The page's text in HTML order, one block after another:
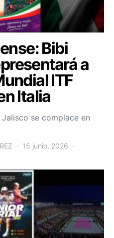
Bibi
a
ITF
Italia
se complace en
15 junio, 2026